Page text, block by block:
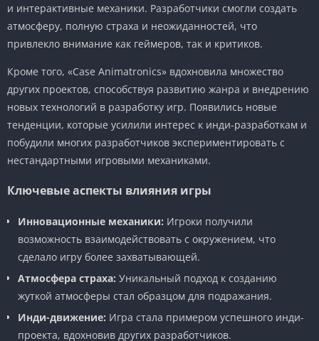
и интерактивные механики. Разработчики смогли создать
атмосферу, полную страха и неожиданностей, что
привлекло внимание как геймеров, так и критиков.
Кроме того, «Case Animatronics» вдохновила множество
других проектов, способствуя развитию жанра и внедрению
новых технологий в разработку игр. Появились новые
тенденции, которые усилили интерес к инди-разработкам и
побудили многих разработчиков экспериментировать с
нестандартными игровыми механиками.
Ключевые аспекты влияния игры
Инновационные механики: Игроки получили
возможность взаимодействовать с окружением, что
сделало игру более захватывающей.
Атмосфера страха: Уникальный подход к созданию
жуткой атмосферы стал образцом для подражания.
Инди-движение: Игра стала примером успешного инди-
проекта, вдохновив других разработчиков.